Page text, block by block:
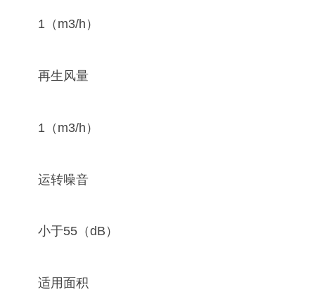
1（m3/h）
再生风量
1（m3/h）
运转噪音
小于55（dB）
适用面积